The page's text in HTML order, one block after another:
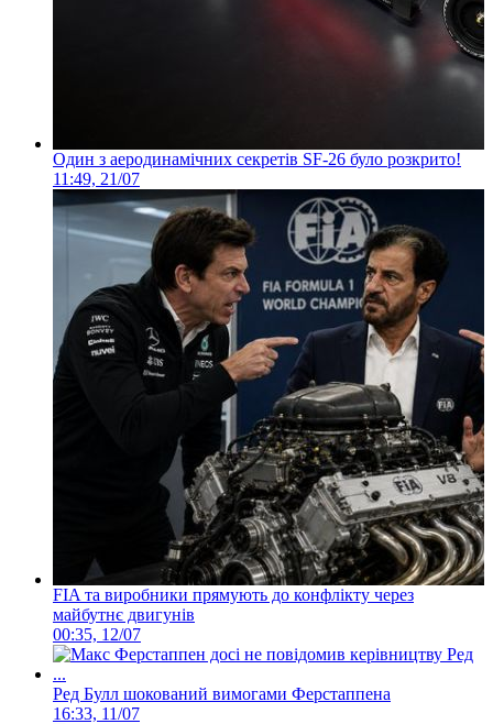
Один з аеродинамічних секретів SF-26 було розкрито!
11:49, 21/07
FIA та виробники прямують до конфлікту через
майбутнє двигунів
00:35, 12/07
Ред Булл шокований вимогами Ферстаппена
16:33, 11/07